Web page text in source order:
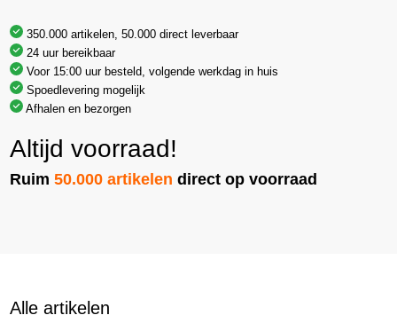
350.000 artikelen, 50.000 direct leverbaar
24 uur bereikbaar
Voor 15:00 uur besteld, volgende werkdag in huis
Spoedlevering mogelijk
Afhalen en bezorgen
Altijd voorraad!
Ruim50.000 artikelen direct op voorraad
Alle artikelen